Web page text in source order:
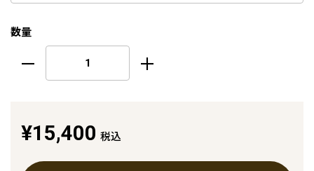
数量
¥15,400 税込